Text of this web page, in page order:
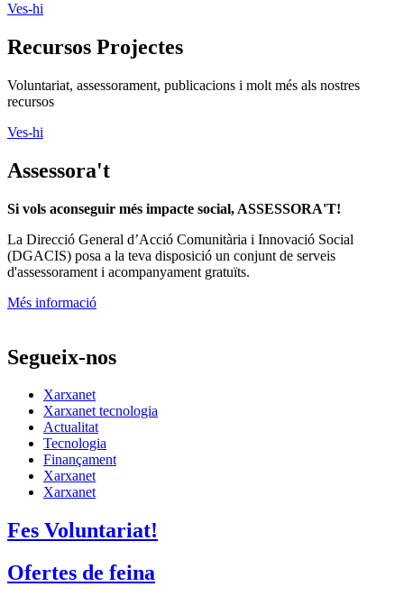
Ves-hi
Recursos Projectes
Voluntariat, assessorament, publicacions i molt més als nostres
recursos
Ves-hi
Assessora't
Si vols aconseguir més impacte social, ASSESSORA'T!
La Direcció General d’Acció Comunitària i Innovació Social
(DGACIS) posa a la teva disposició un conjunt de serveis
d'assessorament i acompanyament gratuïts.
Més informació
Segueix-nos
Xarxanet
Xarxanet tecnologia
Actualitat
Tecnologia
Finançament
Xarxanet
Xarxanet
Fes Voluntariat!
Ofertes de feina